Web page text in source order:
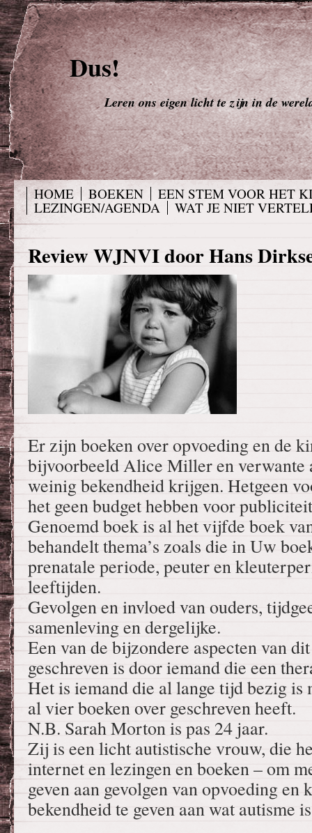
Dus!
Leren ons eigen licht te zijn in de
HOME BOEKEN
EEN STEM VOOR HET
LEZINGEN/AGENDA
WAT JE NIET
Review WJNVI door Hans
Er zijn boeken over opvoeding en de
bijvoorbeeld Alice Miller en verwante
weinig bekendheid krijgen. Hetgeen
het geen budget hebben voor
Genoemd boek is al het vijfde boek
behandelt thema’s zoals die in Uw
prenatale periode, peuter en
leeftijden.
Gevolgen en invloed van ouders,
samenleving en dergelijke.
Een van de bijzondere aspecten van
geschreven is door iemand die een
Het is iemand die al lange tijd bezig is
al vier boeken over geschreven heeft.
N.B. Sarah Morton is pas 24 jaar.
Zij is een licht autistische vrouw, die
internet en lezingen en boeken – om
geven aan gevolgen van opvoeding
bekendheid te geven aan wat autisme